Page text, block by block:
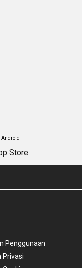
Android
Penggunaan
Privasi